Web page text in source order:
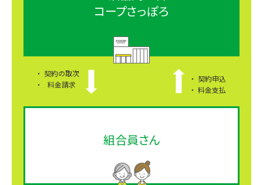
コープさっぽろ
契約の取次
料金請求
組合員さん
契約申込
料金支払